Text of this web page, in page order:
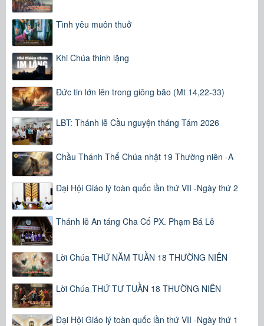
Tình yêu muôn thuở
Khi Chúa thinh lặng
Đức tin lớn lên trong giông bão (Mt 14,22-33)
LBT: Thánh lễ Cầu nguyện tháng Tám 2026
Chầu Thánh Thể Chúa nhật 19 Thường niên -A
Đại Hội Giáo lý toàn quốc lần thứ VII -Ngày thứ 2
Thánh lễ An táng Cha Cố PX. Phạm Bá Lễ
Lời Chúa THỨ NĂM TUẦN 18 THƯỜNG NIÊN
Lời Chúa THỨ TƯ TUẦN 18 THƯỜNG NIÊN
Đại Hội Giáo lý toàn quốc lần thứ VII -Ngày thứ 1